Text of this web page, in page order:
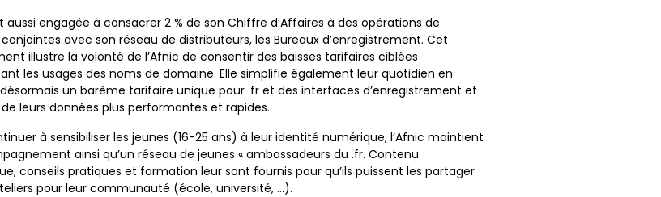
aussi engagée à consacrer 2 % de son Chiffre d’Affaires à des opérations de
avec son réseau de distributeurs, les Bureaux d’enregistrement. Cet
illustre la volonté de l’Afnic de consentir des baisses tarifaires ciblées
les usages des noms de domaine. Elle simplifie également leur quotidien en
un barème tarifaire unique pour .fr et des interfaces d’enregistrement et
leurs données plus performantes et rapides.
à sensibiliser les jeunes (16-25 ans) à leur identité numérique, l’Afnic maintient
ainsi qu’un réseau de jeunes « ambassadeurs du .fr. Contenu
conseils pratiques et formation leur sont fournis pour qu’ils puissent les partager
pour leur communauté (école, université, …).